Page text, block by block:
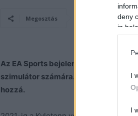
deny
in
I
I
Megosztás Facebook
Az EA Sports bejelentette, hogy az
szimulátor számára. A játék 2023-
hozzá.